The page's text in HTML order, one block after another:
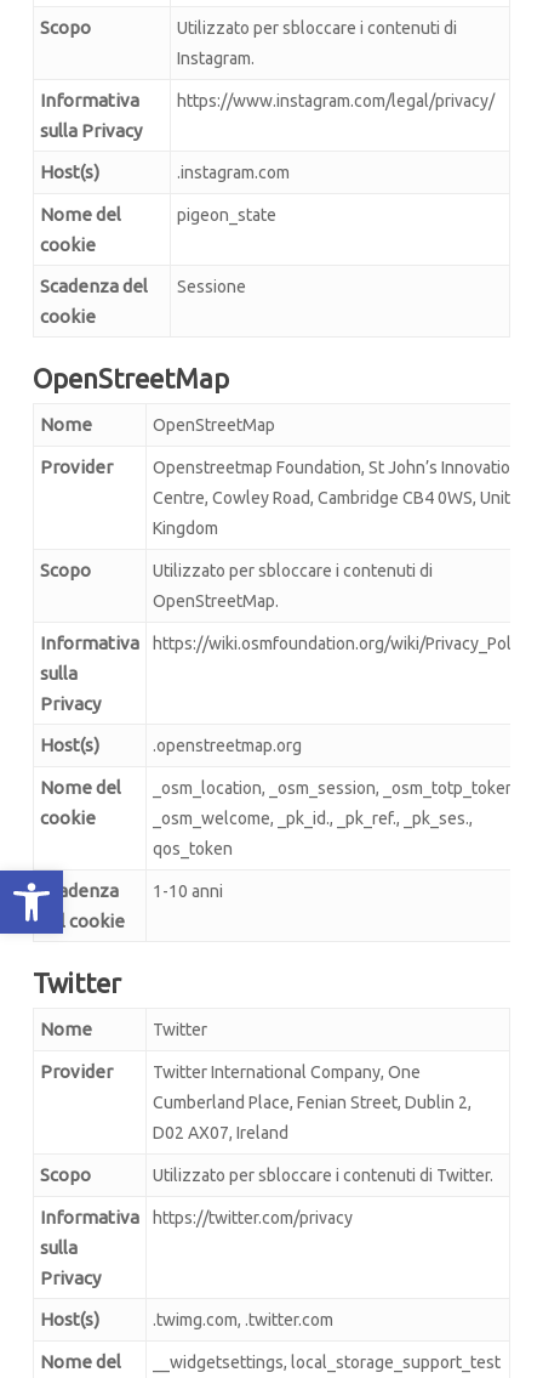
Apri la barra degli strumenti
Scopo
Utilizzato per sbloccare i contenuti di
Instagram.
Informativa
sulla Privacy
https://www.instagram.com/legal/privacy/
Host(s) .instagram.com
Nome del
cookie
pigeon_state
Scadenza del
cookie
Sessione
OpenStreetMap
Nome OpenStreetMap
Provider
Openstreetmap Foundation, St John’s Innovation
Centre, Cowley Road, Cambridge CB4 0WS, United
Kingdom
Scopo
Utilizzato per sbloccare i contenuti di
OpenStreetMap.
Informativa
sulla
Privacy
https://wiki.osmfoundation.org/wiki/Privacy_Policy
Host(s) .openstreetmap.org
Nome del
cookie
_osm_location, _osm_session, _osm_totp_token,
_osm_welcome, _pk_id., _pk_ref., _pk_ses.,
qos_token
Scadenza
del cookie
1-10 anni
Twitter
Nome Twitter
Provider
Twitter International Company, One
Cumberland Place, Fenian Street, Dublin 2,
D02 AX07, Ireland
Scopo Utilizzato per sbloccare i contenuti di Twitter.
Informativa
sulla
Privacy
https://twitter.com/privacy
Host(s) .twimg.com, .twitter.com
Nome del
__widgetsettings, local_storage_support_test